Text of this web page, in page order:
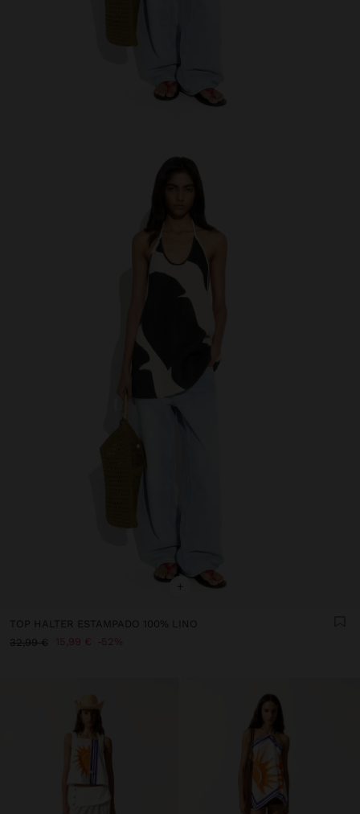
+
TOP HALTER ESTAMPADO 100% LINO
32,99 €
15,99 € 52%